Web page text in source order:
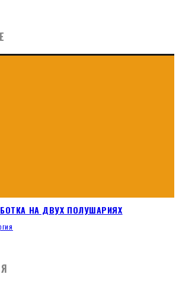
НА ДВУХ ПОЛУШАРИЯХ